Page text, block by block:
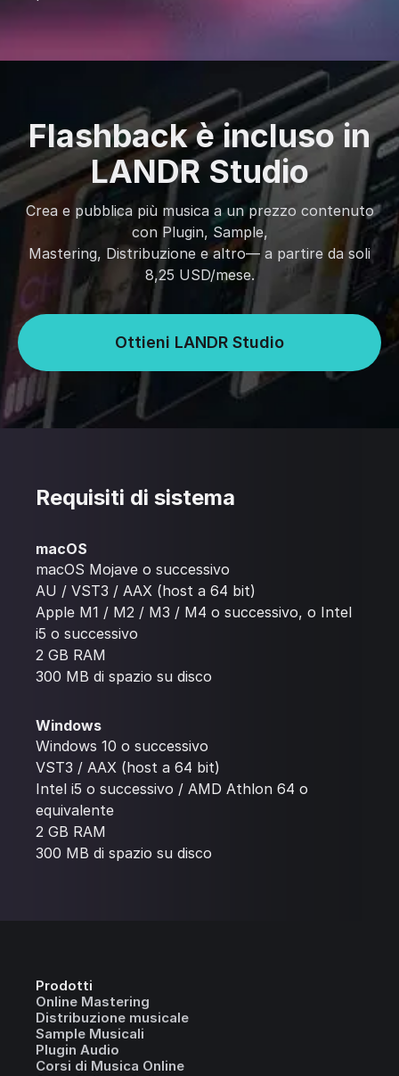
Flashback è incluso in
LANDR Studio
Crea e pubblica più musica a un prezzo contenuto
con Plugin, Sample,
Mastering, Distribuzione e altro— a partire da soli
8,25 USD/mese.
Ottieni LANDR Studio
Requisiti di sistema
macOS
macOS Mojave o successivo
AU / VST3 / AAX (host a 64 bit)
Apple M1 / M2 / M3 / M4 o successivo, o Intel
i5 o successivo
2 GB RAM
300 MB di spazio su disco
Windows
Windows 10 o successivo
VST3 / AAX (host a 64 bit)
Intel i5 o successivo / AMD Athlon 64 o
equivalente
2 GB RAM
300 MB di spazio su disco
Prodotti
Online Mastering
Distribuzione musicale
Sample Musicali
Plugin Audio
Corsi di Musica Online